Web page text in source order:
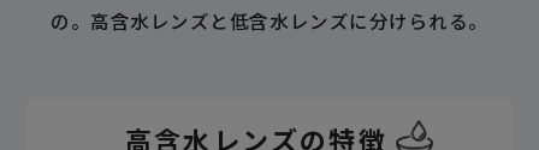
の。高含水レンズと低含水レンズに分けられる。
高含水レンズの特徴